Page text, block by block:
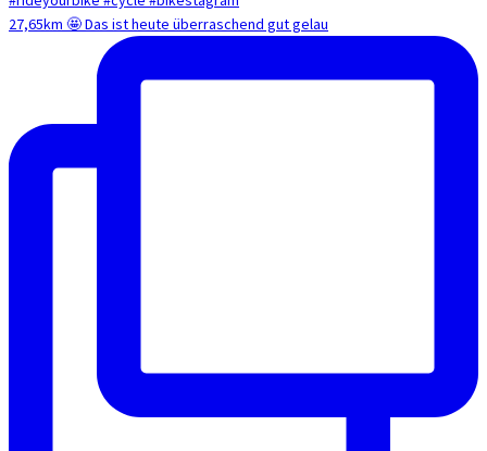
27,65km 🤩 Das ist heute überraschend gut gelau